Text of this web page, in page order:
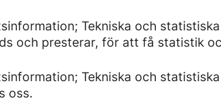
Tekniska och
och presterar, för att få statistik
Tekniska och
oss.